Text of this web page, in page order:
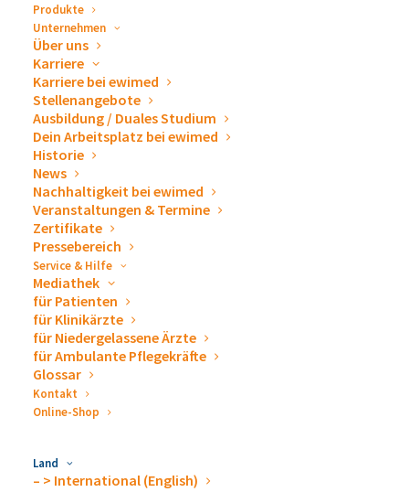
Produkte
Unternehmen
Über uns
Karriere
Karriere bei ewimed
Stellenangebote
Ausbildung / Duales Studium
Dein Arbeitsplatz bei ewimed
Historie
News
Nachhaltigkeit bei ewimed
Veranstaltungen & Termine
Zertifikate
Pressebereich
Service & Hilfe
Mediathek
für Patienten
für Klinikärzte
für Niedergelassene Ärzte
für Ambulante Pflegekräfte
Glossar
Kontakt
Online-Shop
Land
– > International (English)
Schützt das ganze Jahr sicher vor Infektionen
Inklusive viruzid gemäß EN 14476
Besonders hautfreundlich und hinterlässt ein
angenehmes Hautgefühl durch ein bewährtes
Enthält keine rückstandshinterlassenden
Wirkstoffe
Enthält Ethanol aus vollständig
nachwachsenden Rohstoffen
RKI-Liste gemäß §18 IfSG
Produktinformation
desderman® 100 ml